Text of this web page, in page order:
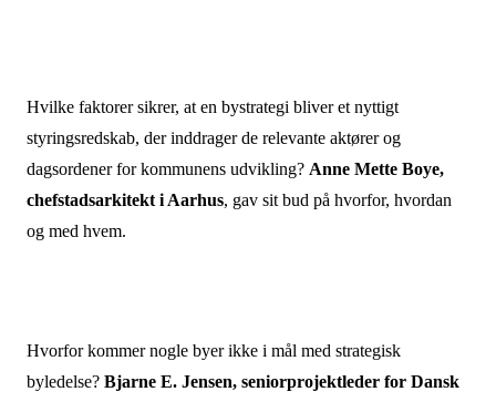
Hvilke faktorer sikrer, at en bystrategi bliver et nyttigt
styringsredskab, der inddrager de relevante aktører og
dagsordener for kommunens udvikling? Anne Mette Boye,
chefstadsarkitekt i Aarhus, gav sit bud på hvorfor, hvordan
og med hvem.
Hvorfor kommer nogle byer ikke i mål med strategisk
byledelse? Bjarne E. Jensen, seniorprojektleder for Dansk